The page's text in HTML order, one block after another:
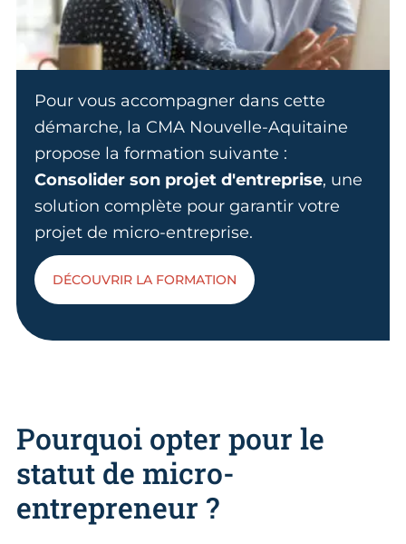
Pour vous accompagner dans cette
démarche, la CMA Nouvelle-Aquitaine
propose la formation suivante :
Consolider son projet d'entreprise, une
solution complète pour garantir votre
projet de micro-entreprise.
DÉCOUVRIR LA FORMATION
Pourquoi opter pour le
statut de micro-
entrepreneur ?